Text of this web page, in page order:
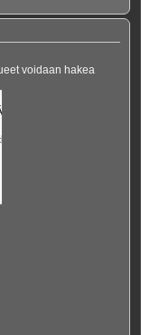
voidaan hakea